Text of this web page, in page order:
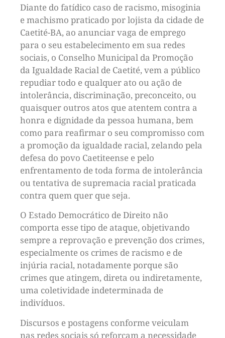
Diante do fatídico caso de racismo, misoginia
e machismo praticado por lojista da cidade de
Caetité-BA, ao anunciar vaga de emprego
para o seu estabelecimento em sua redes
sociais, o Conselho Municipal da Promoção
da Igualdade Racial de Caetité, vem a público
repudiar todo e qualquer ato ou ação de
intolerância, discriminação, preconceito, ou
quaisquer outros atos que atentem contra a
honra e dignidade da pessoa humana, bem
como para reafirmar o seu compromisso com
a promoção da igualdade racial, zelando pela
defesa do povo Caetiteense e pelo
enfrentamento de toda forma de intolerância
ou tentativa de supremacia racial praticada
contra quem quer que seja.
O Estado Democrático de Direito não
comporta esse tipo de ataque, objetivando
sempre a reprovação e prevenção dos crimes,
especialmente os crimes de racismo e de
injúria racial, notadamente porque são
crimes que atingem, direta ou indiretamente,
uma coletividade indeterminada de
indivíduos.
Discursos e postagens conforme veiculam
nas redes sociais só reforçam a necessidade